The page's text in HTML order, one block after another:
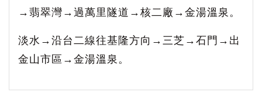
→翡翠灣→過萬里隧道→核二廠→金湯溫泉。
淡水→沿台二線往基隆方向→三芝→石門→出
金山市區→金湯溫泉。